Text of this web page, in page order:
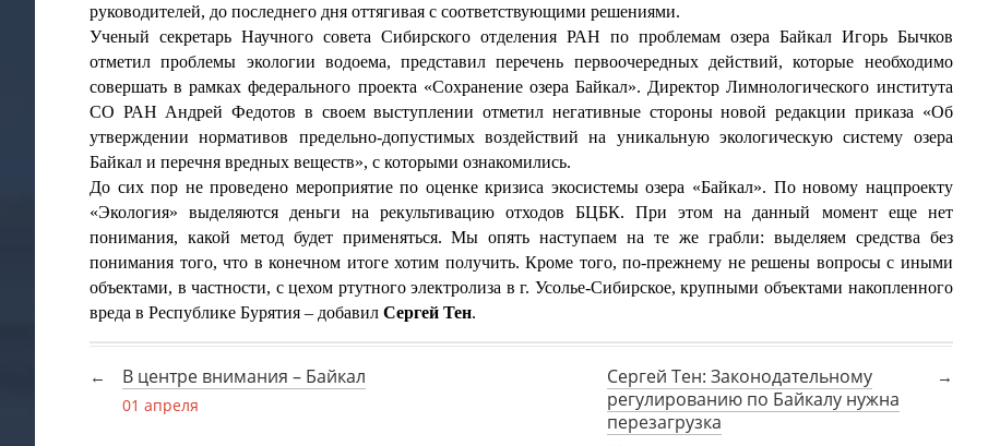
руководителей, до последнего дня оттягивая с соответствующими решениями.
Ученый секретарь Научного совета Сибирского отделения РАН по проблемам озера Байкал Игорь Бычков
отметил проблемы экологии водоема, представил перечень первоочередных действий, которые необходимо
совершать в рамках федерального проекта «Сохранение озера Байкал». Директор Лимнологического института
СО РАН Андрей Федотов в своем выступлении отметил негативные стороны новой редакции приказа «Об
утверждении нормативов предельно-допустимых воздействий на уникальную экологическую систему озера
Байкал и перечня вредных веществ», с которыми ознакомились.
До сих пор не проведено мероприятие по оценке кризиса экосистемы озера «Байкал». По новому нацпроекту
«Экология» выделяются деньги на рекультивацию отходов БЦБК. При этом на данный момент еще нет
понимания, какой метод будет применяться. Мы опять наступаем на те же грабли: выделяем средства без
понимания того, что в конечном итоге хотим получить. Кроме того, по-прежнему не решены вопросы с иными
объектами, в частности, с цехом ртутного электролиза в г. Усолье-Сибирское, крупными объектами накопленного
вреда в Республике Бурятия – добавил Сергей Тен.
В центре внимания – Байкал
01 апреля
Сергей Тен: Законодательному
регулированию по Байкалу нужна
перезагрузка